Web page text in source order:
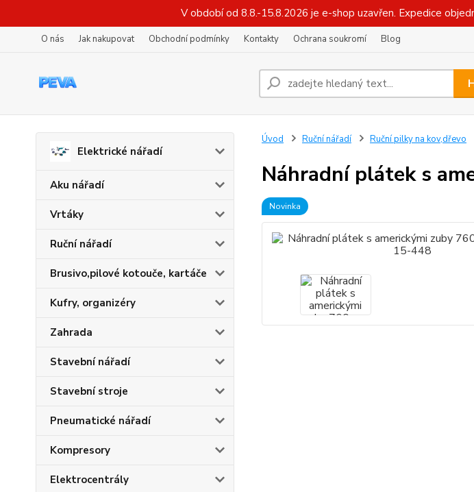
V období od 8.8.-15.8.2026 je e-shop uzavřen. Expedice
O nás Jak nakupovat Obchodní podmínky Kontakty Ochrana soukromí Blog
Elektrické nářadí
Aku nářadí
Vrtáky
Ruční nářadí
Brusivo,pilové kotouče, kartáče
Kufry, organizéry
Zahrada
Stavební nářadí
Stavební stroje
Pneumatické nářadí
Kompresory
Elektrocentrály
Úvod Ruční nářadí Ruční pilky na kov,dřevo
Náhradní plátek s
Novinka